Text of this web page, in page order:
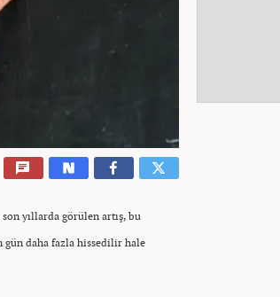
yıllarda görülen artış, bu
daha fazla hissedilir hale